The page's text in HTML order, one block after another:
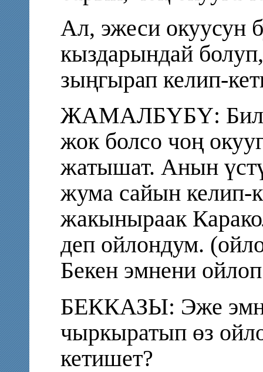
Ал, эжеси окуусун
кыздарындай
зыңгырап келип-
ЖАМАЛБҮБҮ:
жок болсо чоң
жатышат. Анын
жума сайын келип-
жакыныраак
деп ойлондум.
Бекен эмнени
БЕККАЗЫ: Эже
чыркыратып өз
кетишет?